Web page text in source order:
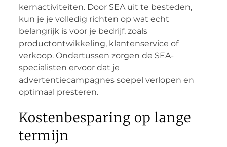
kernactiviteiten. Door SEA uit te besteden,
kun je je volledig richten op wat echt
belangrijk is voor je bedrijf, zoals
productontwikkeling, klantenservice of
verkoop. Ondertussen zorgen de SEA-
specialisten ervoor dat je
advertentiecampagnes soepel verlopen en
optimaal presteren.
Kostenbesparing op lange
termijn